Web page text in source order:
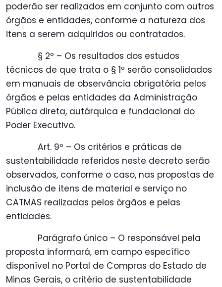
poderão ser realizados em conjunto com outros
órgãos e entidades, conforme a natureza dos
itens a serem adquiridos ou contratados.
§ 2º – Os resultados dos estudos
técnicos de que trata o § 1º serão consolidados
em manuais de observância obrigatória pelos
órgãos e pelas entidades da Administração
Pública direta, autárquica e fundacional do
Poder Executivo.
Art. 9º – Os critérios e práticas de
sustentabilidade referidos neste decreto serão
observados, conforme o caso, nas propostas de
inclusão de itens de material e serviço no
CATMAS realizadas pelos órgãos e pelas
entidades.
Parágrafo único – O responsável pela
proposta informará, em campo específico
disponível no Portal de Compras do Estado de
Minas Gerais, o critério de sustentabilidade